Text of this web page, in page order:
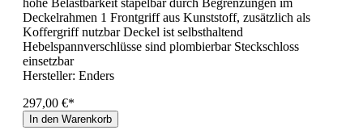
hohe Belastbarkeit stapelbar durch Begrenzungen im
Deckelrahmen 1 Frontgriff aus Kunststoff, zusätzlich als
Koffergriff nutzbar Deckel ist selbsthaltend
Hebelspannverschlüsse sind plombierbar Steckschloss
einsetzbar
Hersteller: Enders
297,00 €*
In den Warenkorb